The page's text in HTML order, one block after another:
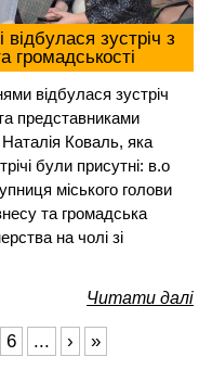
зустріч з
громадськості
відбулася зустріч
представниками
Наталія Коваль, яка
були присутні: в.о
міського голови
та громадська
на чолі зі
Читати далі
6 ... › »